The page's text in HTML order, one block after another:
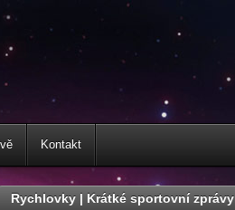
Kontakt
Rychlovky | Krátké sportovní zprávy